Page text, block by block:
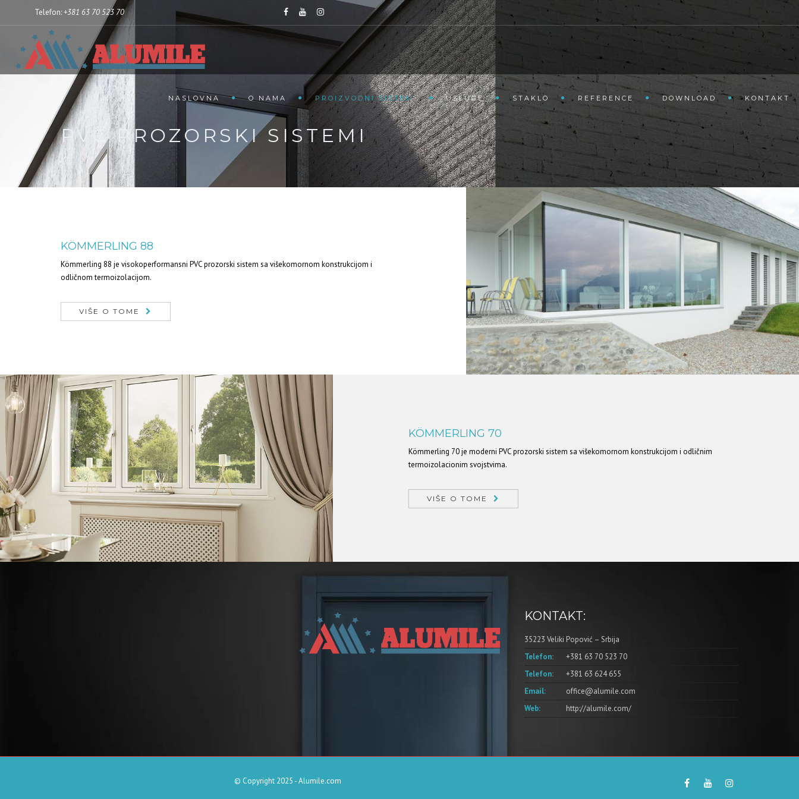
Telefon:+381 63 70 523 70
NASLOVNA O NAMA PROIZVODNI SISTEMI USLUGE STAKLO REFERENCE DOWNLOAD KONTAKT
PVC PROZORSKI SISTEMI
KÖMMERLING 88
Kömmerling 88 je visokoperformansni PVC prozorski sistem sa višekomornom konstrukcijom i
odličnom termoizolacijom.
VIŠE O TOME
KÖMMERLING 70
Kömmerling 70 je moderni PVC prozorski sistem sa višekomornom konstrukcijom i odličnim
termoizolacionim svojstvima.
VIŠE O TOME
KONTAKT:
35223 Veliki Popović – Srbija
Telefon:
+381 63 70 523 70
Telefon:
+381 63 624 655
Email:
office@alumile.com
Web:
http://alumile.com/
© Copyright 2025 - Alumile.com